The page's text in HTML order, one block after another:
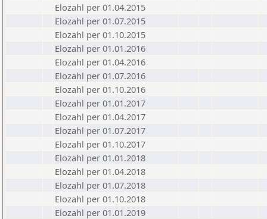
Elozahl per 01.04.2015
Elozahl per 01.07.2015
Elozahl per 01.10.2015
Elozahl per 01.01.2016
Elozahl per 01.04.2016
Elozahl per 01.07.2016
Elozahl per 01.10.2016
Elozahl per 01.01.2017
Elozahl per 01.04.2017
Elozahl per 01.07.2017
Elozahl per 01.10.2017
Elozahl per 01.01.2018
Elozahl per 01.04.2018
Elozahl per 01.07.2018
Elozahl per 01.10.2018
Elozahl per 01.01.2019